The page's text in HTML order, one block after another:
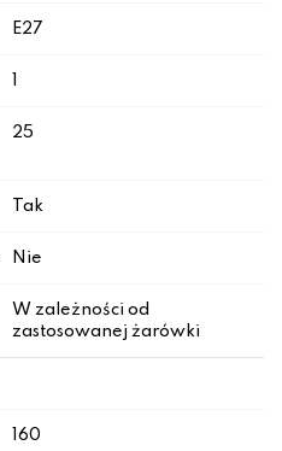
E27
25
Tak
Nie
W zależności od
zastosowanej żarówki
160